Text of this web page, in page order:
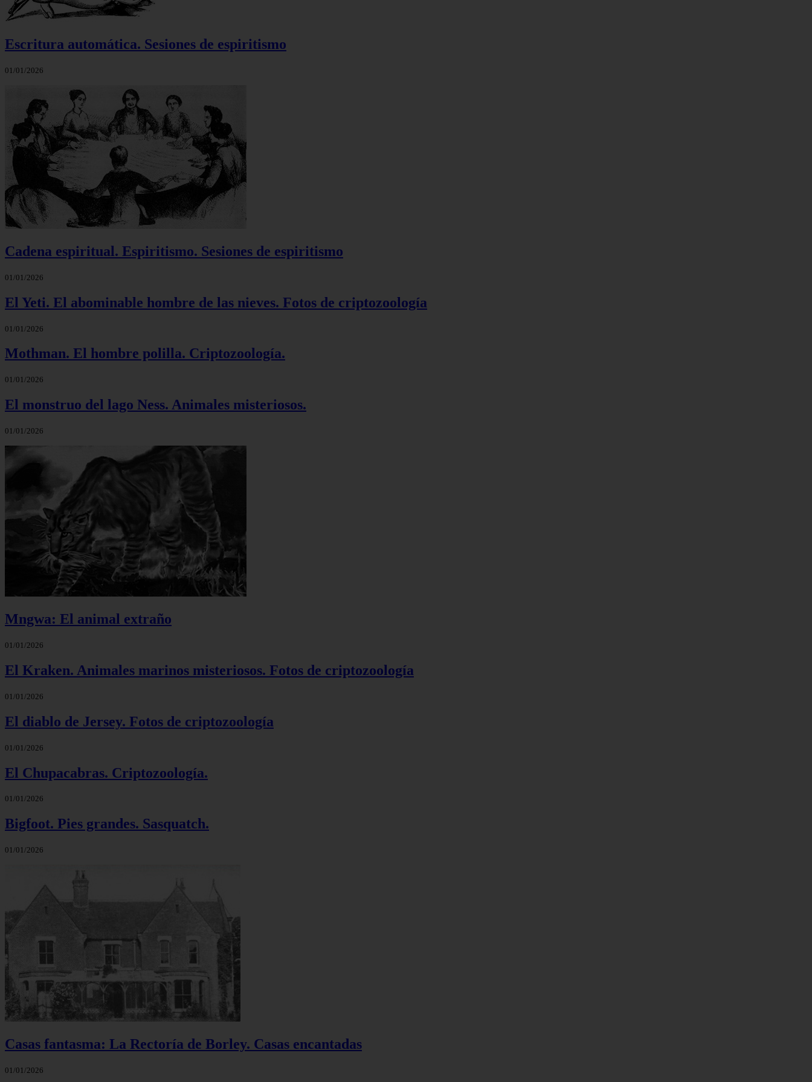
Escritura automática. Sesiones de espiritismo
01/01/2026
Cadena espiritual. Espiritismo. Sesiones de espiritismo
01/01/2026
El Yeti. El abominable hombre de las nieves. Fotos de criptozoología
01/01/2026
Mothman. El hombre polilla. Criptozoología.
01/01/2026
El monstruo del lago Ness. Animales misteriosos.
01/01/2026
Mngwa: El animal extraño
01/01/2026
El Kraken. Animales marinos misteriosos. Fotos de criptozoología
01/01/2026
El diablo de Jersey. Fotos de criptozoología
01/01/2026
El Chupacabras. Criptozoología.
01/01/2026
Bigfoot. Pies grandes. Sasquatch.
01/01/2026
Casas fantasma: La Rectoría de Borley. Casas encantadas
01/01/2026